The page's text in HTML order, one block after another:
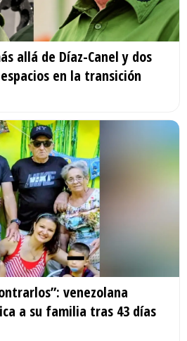
allá de Díaz-Canel y dos
en la transición
venezolana
a su familia tras 43 días